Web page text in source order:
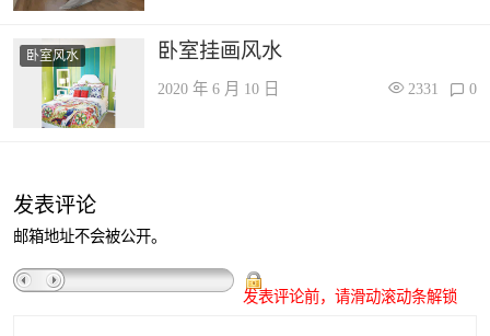
卧室风水 卧室挂画风水
2020 年 6 月 10 日 2331 0
发表评论
邮箱地址不会被公开。
发表评论前，请滑动滚动条解锁